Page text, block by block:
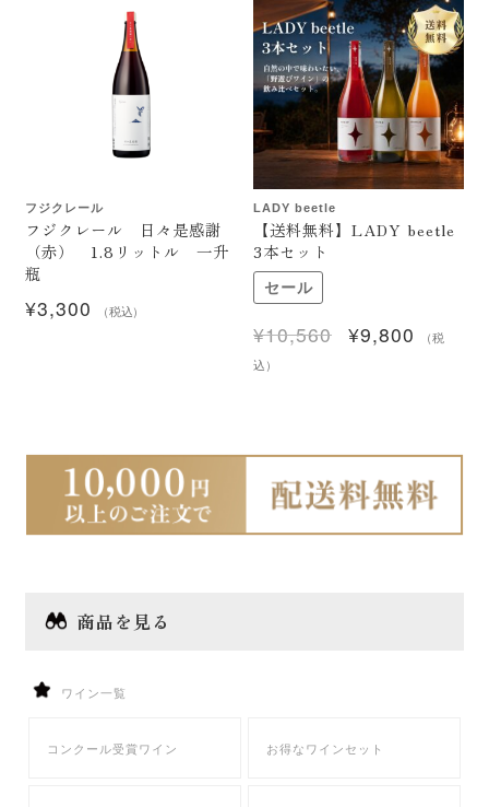
フジクレール
フジクレール 日々是感謝
（赤） 1.8リットル 一升
瓶
¥3,300 （税込）
LADY beetle
【送料無料】LADY beetle
3本セット
セール
¥10,560
元
で
¥9,800 現
¥9,800
（税
込）
商品を見る
ワイン一覧
コンクール受賞ワイン お得なワインセット